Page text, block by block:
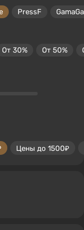
PressF
От 30% От 50%
Цены до 1500₽